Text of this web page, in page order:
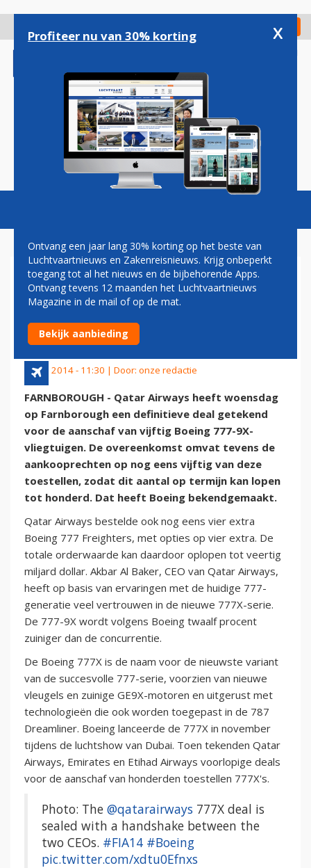
gaan
Check in
Magazine Podcasts Vacatures
QATAR AIRWAYS BEZEGELT
DEAL VOOR AANSCHAF
BOEING 777X'S
16 juli 2014 - 11:30 | Door: onze redactie
FARNBOROUGH - Qatar Airways heeft woensdag
op Farnborough een definitieve deal getekend
voor de aanschaf van vijftig Boeing 777-9X-
vliegtuigen. De overeenkomst omvat tevens de
aankooprechten op nog eens vijftig van deze
toestellen, zodat dit aantal op termijn kan lopen
tot honderd. Dat heeft Boeing bekendgemaakt.
Qatar Airways bestelde ook nog eens vier extra
Boeing 777 Freighters, met opties op vier extra. De
totale orderwaarde kan daardoor oplopen tot veertig
miljard dollar. Akbar Al Baker, CEO van Qatar Airways,
heeft op basis van ervaringen met de huidige 777-
generatie veel vertrouwen in de nieuwe 777X-serie.
De 777-9X wordt volgens Boeing twaalf procent
zuiniger dan de concurrentie.
De Boeing 777X is de naam voor de nieuwste variant
van de succesvolle 777-serie, voorzien van nieuwe
vleugels en zuinige GE9X-motoren en uitgerust met
technologieën die ook worden toegepast in de 787
Dreamliner. Boeing lanceerde de 777X in november
tijdens de luchtshow van Dubai. Toen tekenden Qatar
Airways, Emirates en Etihad Airways voorlopige deals
voor de aanschaf van honderden toestellen 777X's.
Photo: The @qatarairways 777X deal is
sealed with a handshake between the
two CEOs. #FIA14 #Boeing
pic.twitter.com/xdtu0Efnxs
Profiteer nu van 30% korting x
Ontvang een jaar lang 30% korting op het beste van
Luchtvaartnieuws en Zakenreisnieuws. Krijg onbeperkt
toegang tot al het nieuws en de bijbehorende Apps.
Ontvang tevens 12 maanden het Luchtvaartnieuws
Magazine in de mail of op de mat.
Bekijk aanbieding